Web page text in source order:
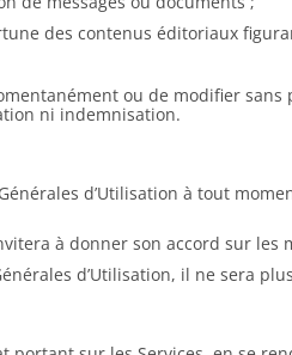
des contenus éditoriaux
ou de modifier
ni indemnisation.
d’Utilisation à tout
à donner son accord sur les
d’Utilisation, il ne sera